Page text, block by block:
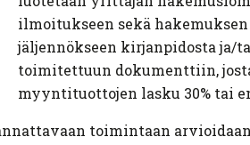
ilmoitukseen sekä
jäljennökseen kirjanpidosta
toimitettuun dokumenttiin,
myyntituottojen lasku 30% tai
toimintaan